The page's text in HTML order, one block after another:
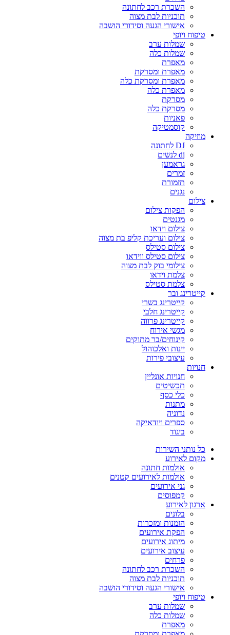
השכרת רכב לחתונה
תוכניות לבת מצוה
אישורי הגעה וסידורי הושבה
טיפוח ויופי
שמלות ערב
שמלות כלה
מאפרת
מאפרת ומסרקת
מאפרת ומסרקת כלה
מאפרת כלה
מסרקת
מסרקת כלה
פאניות
קוסמטיקה
מוזיקה
DJ לחתונה
dj לנשים
גראמען
זמרים
תזמורת
נגנים
צילום
הפקות צילום
מגנטים
צילום וידאו
צילום ועריכת קליפ בת מצוה
צילום סטילס
צילום סטילס ווידאו
צילומי בוק לבת מצוה
צלמת וידאו
צלמת סטילס
קייטרינג ובר
קייטרינג בשרי
קייטרינג חלבי
קייטרינג פרווה
מגשי אירוח
קינוחים/בר מתוקים
יינות ואלכוהול
עיצובי פירות
חנויות
חנויות אונליין
תכשיטים
כלי כסף
מתנות
נדוניה
ספרים ויודאיקה
ביגוד
כל נותני השירות
מקום לאירוע
אולמות חתונה
אולמות לאירועים קטנים
גני אירועים
קמפוסים
ארגון לאירוע
בלונים
הזמנות ומזכרות
הפקת אירועים
מיתוג אירועים
עיצוב אירועים
פרחים
השכרת רכב לחתונה
תוכניות לבת מצוה
אישורי הגעה וסידורי הושבה
טיפוח ויופי
שמלות ערב
שמלות כלה
מאפרת